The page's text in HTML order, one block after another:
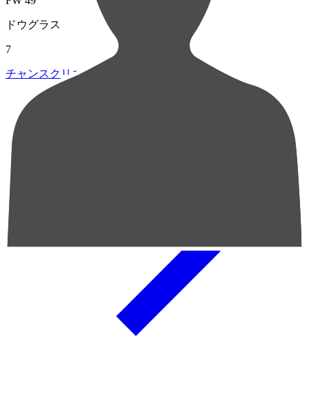
ドウグラス
7
チャンスクリエイト総数